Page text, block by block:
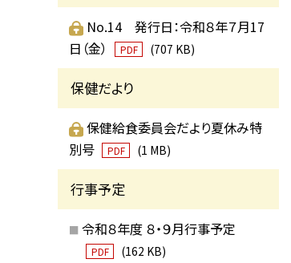
No.14 発行日：令和８年７月17
日（金）
PDF (707 KB)
保健だより
保健給食委員会だより夏休み特
別号
PDF (1 MB)
行事予定
令和８年度 ８・９月行事予定
PDF (162 KB)